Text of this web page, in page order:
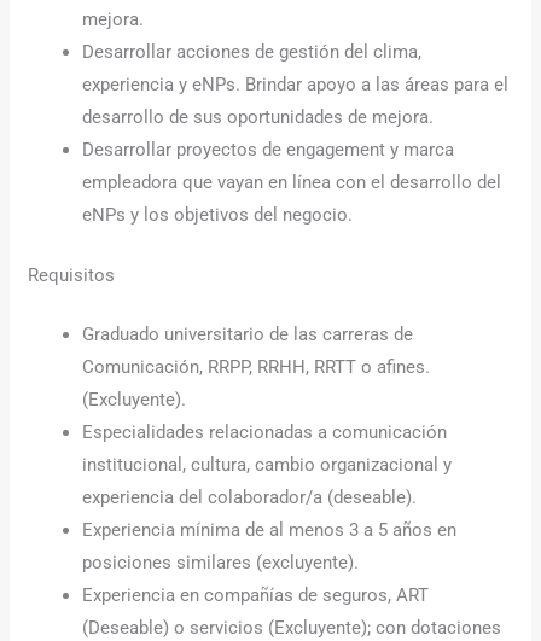
mejora.
Desarrollar acciones de gestión del clima,
experiencia y eNPs. Brindar apoyo a las áreas para el
desarrollo de sus oportunidades de mejora.
Desarrollar proyectos de engagement y marca
empleadora que vayan en línea con el desarrollo del
eNPs y los objetivos del negocio.
Requisitos
Graduado universitario de las carreras de
Comunicación, RRPP, RRHH, RRTT o afines.
(Excluyente).
Especialidades relacionadas a comunicación
institucional, cultura, cambio organizacional y
experiencia del colaborador/a (deseable).
Experiencia mínima de al menos 3 a 5 años en
posiciones similares (excluyente).
Experiencia en compañías de seguros, ART
(Deseable) o servicios (Excluyente); con dotaciones